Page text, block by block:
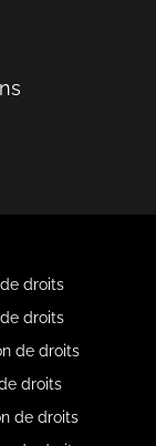
droits
droits
de droits
droits
de droits